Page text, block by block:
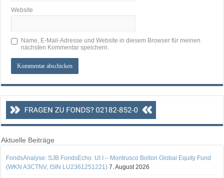
Website
Name, E-Mail-Adresse und Website in diesem Browser für meinen
nächsten Kommentar speichern.
Aktuelle Beiträge
FondsAnalyse: SJB FondsEcho. UI I – Montrusco Bolton Global Equity Fund
(WKN A3CTNV, ISIN LU2361251221) 7. August 2026